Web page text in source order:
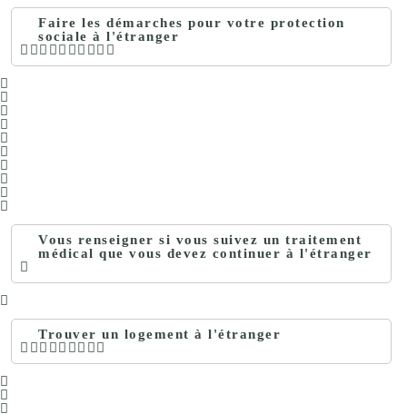
Faire les démarches pour votre protection
sociale à l'étranger
Vous renseigner si vous suivez un traitement
médical que vous devez continuer à l'étranger
Trouver un logement à l'étranger